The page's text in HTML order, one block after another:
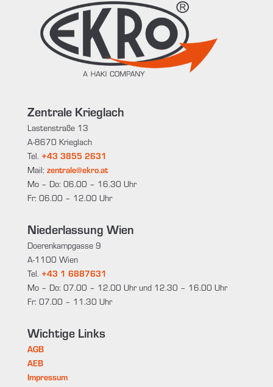
Zentrale Krieglach
Lastenstraße 13
A-8670 Krieglach
Tel. +43 3855 2631
Mail: zentrale@ekro.at
Mo – Do: 06.00 – 16.30 Uhr
Fr: 06.00 – 12.00 Uhr
Niederlassung Wien
Doerenkampgasse 9
A-1100 Wien
Tel. +43 1 6887631
Mo – Do: 07.00 – 12.00 Uhr und 12.30 – 16.00 Uhr
Fr: 07.00 – 11.30 Uhr
Wichtige Links
AGB
AEB
Impressum